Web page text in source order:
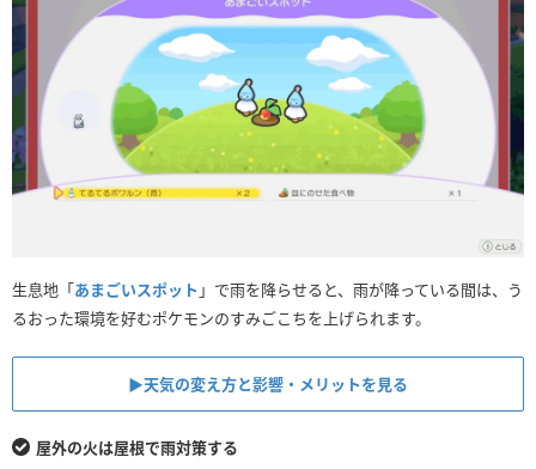
生息地「あまごいスポット 」で雨を降らせると、雨が降っている間は、う
るおった環境を好むポケモンのすみごこちを上げられます。
▶︎天気の変え方と影響・メリットを見る
屋外の火は屋根で雨対策する